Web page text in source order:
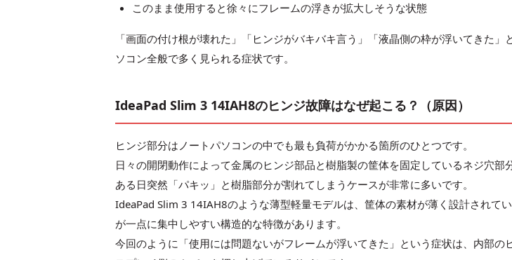
このまま使用すると徐々にフレームの浮きが拡大しそうな状態
「画面の付け根が壊れた」「ヒンジがバキバキ言う」「液晶側の枠が浮いてきた
ソコン全般で多く見られる症状です。
IdeaPad Slim 3 14IAH8のヒンジ故障はなぜ起こる？（原因）
ヒンジ部分はノートパソコンの中でも最も負荷がかかる箇所のひとつです。
日々の開閉動作によって金属のヒンジ部品と樹脂製の筐体を固定しているネジ穴部
ある日突然「パキッ」と樹脂部分が割れてしまうケースが非常に多いです。
IdeaPad Slim 3 14IAH8のような薄型軽量モデルは、筐体の素材が薄く設計されて
が一点に集中しやすい構造的な特徴があります。
今回のように「使用には問題ないがフレームが浮いてきた」という症状は、内部の